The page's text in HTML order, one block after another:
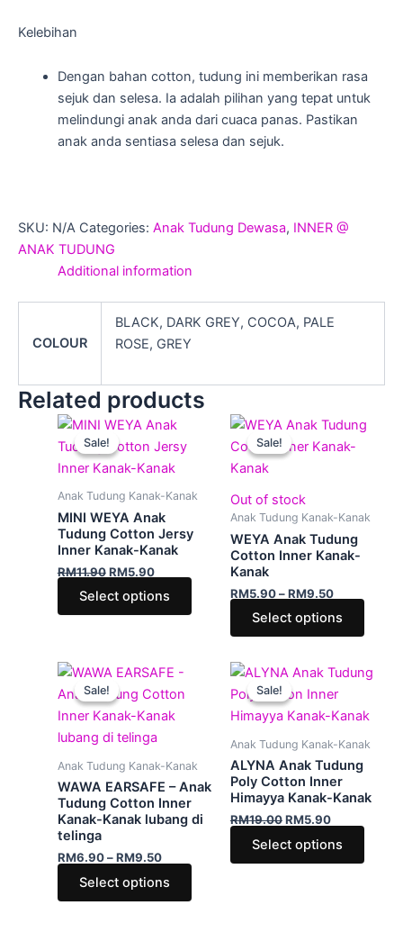
Kelebihan
Dengan bahan cotton, tudung ini memberikan rasa
sejuk dan selesa. Ia adalah pilihan yang tepat untuk
melindungi anak anda dari cuaca panas. Pastikan
anak anda sentiasa selesa dan sejuk.
SKU: N/A Categories: Anak Tudung Dewasa, INNER @
ANAK TUDUNG
Additional information
COLOUR
BLACK, DARK GREY, COCOA, PALE
ROSE, GREY
Related products
Sale!
Sale!
Anak Tudung Kanak-Kanak
MINI WEYA Anak
Tudung Cotton Jersy
Inner Kanak-Kanak
RM11.90
Original
price
was:
RM11.90.
RM5.90
Current
is:
RM5.90.
Select options
product
multiple
variants.
The
options
may
chosen
Sale!
Out of stock
Sale!
Anak Tudung Kanak-Kanak
WEYA Anak Tudung
Cotton Inner Kanak-
Kanak
RM5.90–RM9.50
Price
range:
RM5.90
Select options
This
be
on
Sale!
Sale!
Anak Tudung Kanak-Kanak
WAWA EARSAFE – Anak
Tudung Cotton Inner
Kanak-Kanak lubang di
telinga
RM6.90 – RM9.50
Price
RM6.90
through
Select options
product
multiple
variants.
The
options
may
chosen
Sale!
Sale!
Anak Tudung Kanak-Kanak
ALYNA Anak Tudung
Poly Cotton Inner
Himayya Kanak-Kanak
RM19.00
Original
was:
RM19.00.
RM5.90
Current
is:
RM5.90.
Select options
This
has
may